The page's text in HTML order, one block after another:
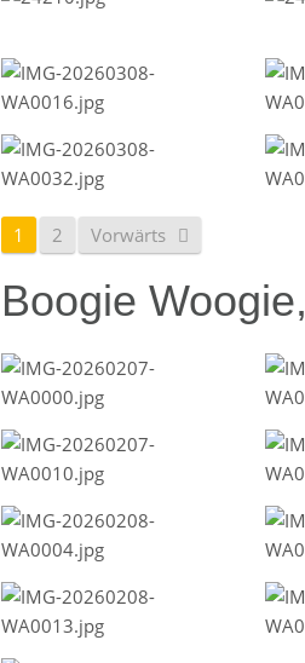
1 2 Vorwärts
Boogie